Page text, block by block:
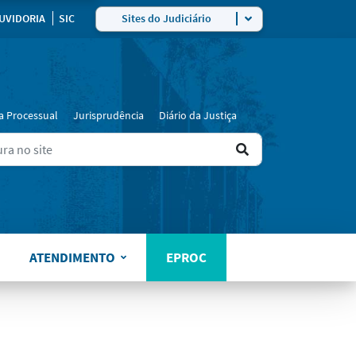
SIC Sites do Judiciário
Processual Jurisprudência Diário da Justiça
Ir
resultado
ATENDIMENTO EPROC